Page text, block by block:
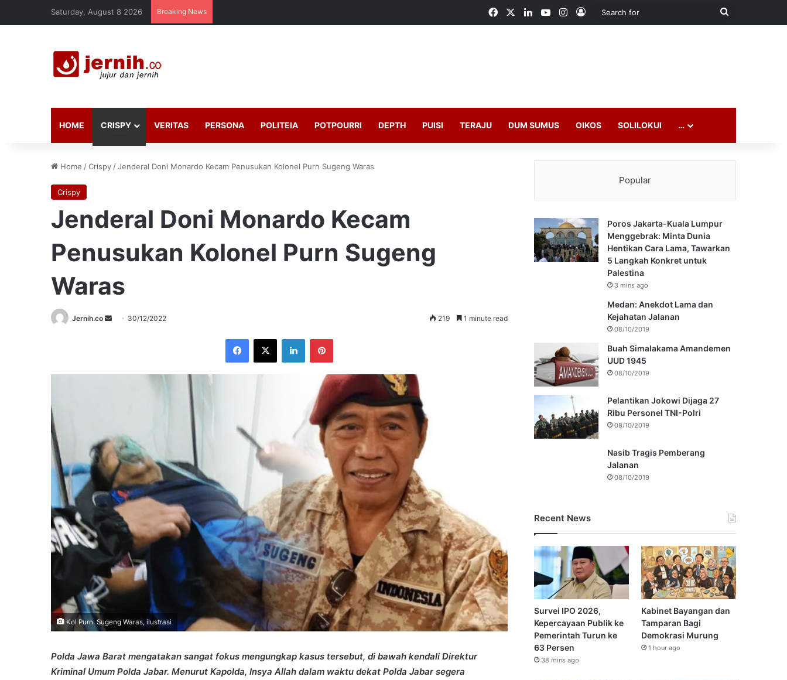
Saturday, August 8 2026 Breaking News FacebookLinkedInYouTubeInstagram
Log In
Search
HOME CRISPY VERITAS PERSONA POLITEIA POTPOURRI DEPTH PUISI TERAJU DUM SUMUS OIKOS SOLILOKUI …
Home /Crispy /Jenderal Doni Monardo Kecam Penusukan Kolonel Purn Sugeng Waras
Crispy
Jenderal Doni Monardo Kecam
Penusukan Kolonel Purn Sugeng
Waras
Jernih.co
Send 30/12/2022 219 1 minute read
Facebook
X LinkedInPinterest
Kol Purn. Sugeng Waras, ilustrasi
Polda Jawa Barat mengatakan sangat fokus mengungkap kasus tersebut, di bawah kendali Direktur
Kriminal Umum Polda Jabar. Menurut Kapolda, Insya Allah dalam waktu dekat Polda Jabar segera
Popular
Poros Jakarta-Kuala Lumpur
Menggebrak: Minta Dunia
Hentikan Cara Lama, Tawarkan
5 Langkah Konkret untuk
Palestina
3 mins ago
Medan: Anekdot Lama dan
Kejahatan Jalanan
08/10/2019
Buah Simalakama Amandemen
UUD 1945
08/10/2019
Pelantikan Jokowi Dijaga 27
Ribu Personel TNI-Polri
08/10/2019
Nasib Tragis Pemberang
Jalanan
08/10/2019
Recent News
Survei IPO 2026,
Kepercayaan Publik ke
Pemerintah Turun ke
63 Persen
38 mins ago
Kabinet Bayangan dan
Tamparan Bagi
Demokrasi Murung
1 hour ago